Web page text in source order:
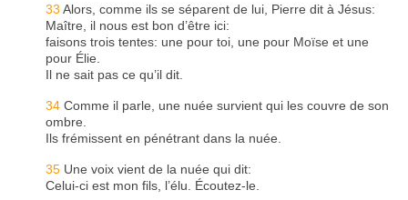
33 Alors, comme ils se séparent de lui, Pierre dit à Jésus:
Maître, il nous est bon d’être ici:
faisons trois tentes: une pour toi, une pour Moïse et une
pour Élie.
Il ne sait pas ce qu’il dit.
34 Comme il parle, une nuée survient qui les couvre de son
ombre.
Ils frémissent en pénétrant dans la nuée.
35 Une voix vient de la nuée qui dit:
Celui-ci est mon fils, l’élu. Écoutez-le.